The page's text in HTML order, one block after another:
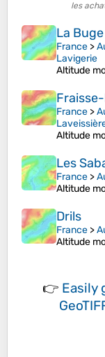
les
La Buge
France >
Lavigerie
Altitude
France >
Altitude
Les
France >
Altitude
Drils
France >
Altitude
👉 Easily